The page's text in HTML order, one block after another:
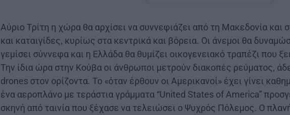
Αύριο Τρίτη η χώρα θα αρχίσει να συννεφιάζει από τη Μακεδονία και
και καταιγίδες, κυρίως στα κεντρικά και βόρεια. Οι άνεμοι θα
γεμίσει σύννεφα και η Ελλάδα θα θυμίζει οικογενειακό τραπέζι που
Την ίδια ώρα στην Κούβα οι άνθρωποι μετρούν διακοπές ρεύματος,
drones στον ορίζοντα. Το «όταν έρθουν οι Αμερικανοί» έχει γίνει
ένα αεροπλάνο με τεράστια γράμματα “United States of America”
σκηνή από ταινία που ξέχασε να τελειώσει ο Ψυχρός Πόλεμος. Ο